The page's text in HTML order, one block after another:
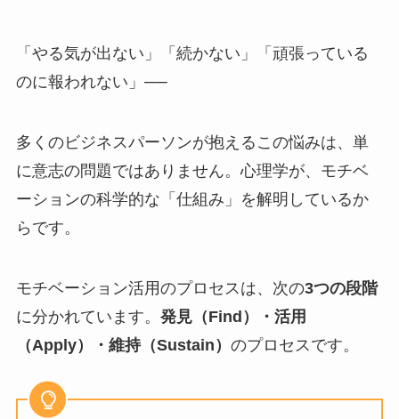
「やる気が出ない」「続かない」「頑張っている
のに報われない」──
多くのビジネスパーソンが抱えるこの悩みは、単
に意志の問題ではありません。心理学が、モチベ
ーションの科学的な「仕組み」を解明しているか
らです。
モチベーション活用のプロセスは、次の3つの段階
に分かれています。 発見（Find）・活用
（Apply）・維持（Sustain） のプロセスです。